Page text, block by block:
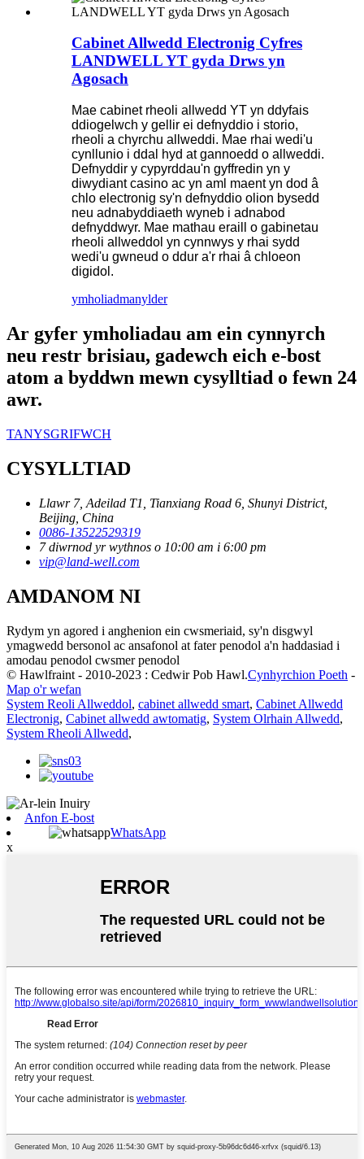
Cabinet Allwedd Electronig Cyfres
LANDWELL YT gyda Drws yn
Agosach
Mae cabinet rheoli allwedd YT yn ddyfais
ddiogelwch y gellir ei defnyddio i storio,
rheoli a chyrchu allweddi. Mae rhai wedi'u
cynllunio i ddal hyd at gannoedd o allweddi.
Defnyddir y cypyrddau'n gyffredin yn y
diwydiant casino ac yn aml maent yn dod â
chlo electronig sy'n defnyddio olion bysedd
neu adnabyddiaeth wyneb i adnabod
defnyddwyr. Mae mathau eraill o gabinetau
rheoli allweddol yn cynnwys y rhai sydd
wedi'u gwneud o ddur a'r rhai â chloeon
digidol.
ymholiadmanylder
Ar gyfer ymholiadau am ein cynnyrch
neu restr brisiau, gadewch eich e-bost
atom a byddwn mewn cysylltiad o fewn 24
awr.
TANYSGRIFWCH
CYSYLLTIAD
Llawr 7, Adeilad T1, Tianxiang Road 6, Shunyi District,
Beijing, China
0086-13522529319
7 diwrnod yr wythnos o 10:00 am i 6:00 pm
vip@land-well.com
AMDANOM NI
Rydym yn agored i anghenion ein cwsmeriaid, sy'n disgwyl
ymagwedd bersonol ac ansafonol at fater penodol a'n haddasiad i
amodau penodol cwsmer penodol
© Hawlfraint - 2010-2023 : Cedwir Pob Hawl.Cynhyrchion Poeth -
Map o'r wefan
System Reoli Allweddol, cabinet allwedd smart, Cabinet Allwedd
Electronig, Cabinet allwedd awtomatig, System Olrhain Allwedd,
System Rheoli Allwedd,
Anfon E-bost
WhatsApp
x